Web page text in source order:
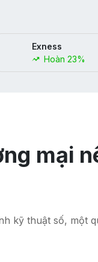
Exness
Hoàn 23%
mại
kỹ thuật số, một